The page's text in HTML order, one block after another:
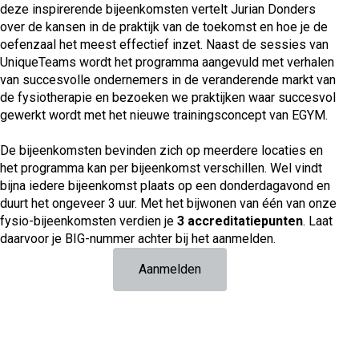
deze inspirerende bijeenkomsten vertelt Jurian Donders
over de kansen in de praktijk van de toekomst en hoe je de
oefenzaal het meest effectief inzet. Naast de sessies van
UniqueTeams wordt het programma aangevuld met verhalen
van succesvolle ondernemers in de veranderende markt van
de fysiotherapie en bezoeken we praktijken waar succesvol
gewerkt wordt met het nieuwe trainingsconcept van EGYM.
De bijeenkomsten bevinden zich op meerdere locaties en
het programma kan per bijeenkomst verschillen. Wel vindt
bijna iedere bijeenkomst plaats op een donderdagavond en
duurt het ongeveer 3 uur. Met het bijwonen van één van onze
fysio-bijeenkomsten verdien je 3 accreditatiepunten. Laat
daarvoor je BIG-nummer achter bij het aanmelden.
Aanmelden